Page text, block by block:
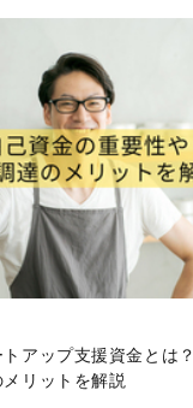
アップ支援資金とは
リットを解説